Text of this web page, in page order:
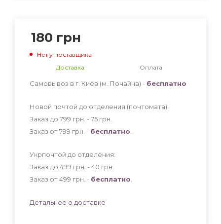
180 грн
Нет у поставщика
Доставка
Оплата
Самовывоз в г. Киев (м. Почайна) - бесплатно
Новой почтой до отделения (почтомата):
Заказ до 799 грн. - 75 грн
Заказ от 799 грн. - бесплатно
Укрпочтой до отделения:
Заказ до 499 грн. - 40 грн
Заказ от 499 грн. - бесплатно
Детальнее о доставке